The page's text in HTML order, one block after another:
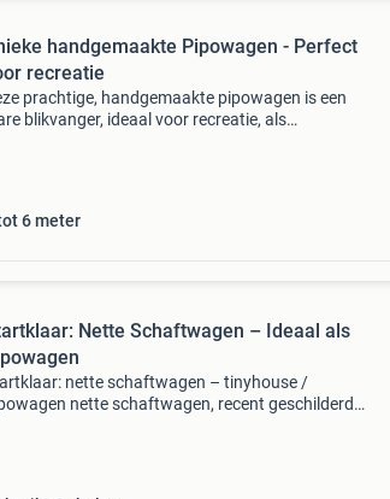
handgemaakte Pipowagen - Perfect
recreatie
prachtige, handgemaakte pipowagen is een
blikvanger, ideaal voor recreatie, als
6 meter
Nette Schaftwagen – Ideaal als
nette schaftwagen – tinyhouse /
nette schaftwagen, recent geschilderd